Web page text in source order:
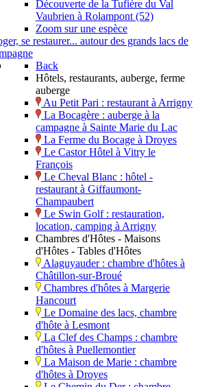
Découverte de la Tufière du Val
Vaubrien à Rolampont (52)
Zoom sur une espèce
se restaurer... autour des grands lacs de
Back
Hôtels, restaurants, auberge, ferme
auberge
Au Petit Pari : restaurant à Arrigny
La Bocagère : auberge à la
campagne à Sainte Marie du Lac
La Ferme du Bocage à Droyes
Le Castor Hôtel à Vitry le
François
Le Cheval Blanc : hôtel -
restaurant à Giffaumont-
Champaubert
Le Swin Golf : restauration,
location, camping à Arrigny
Chambres d'Hôtes - Maisons
d'Hôtes - Tables d'Hôtes
Alaguyauder : chambre d'hôtes à
Châtillon-sur-Broué
Chambres d'hôtes à Margerie
Hancourt
Le Domaine des lacs, chambre
d'hôte à Lesmont
La Clef des Champs : chambre
d'hôtes à Puellemontier
La Maison de Marie : chambre
d'hôtes à Droyes